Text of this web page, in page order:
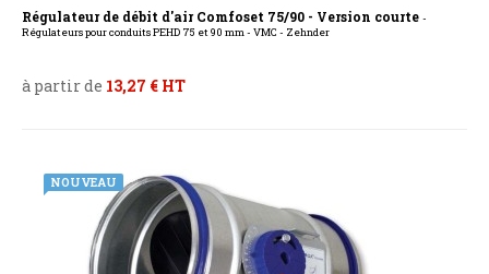
Régulateur de débit d'air Comfoset 75/90 - Version courte -
Régulateurs pour conduits PEHD 75 et 90 mm - VMC - Zehnder
à partir de 13,27 € HT
NOUVEAU